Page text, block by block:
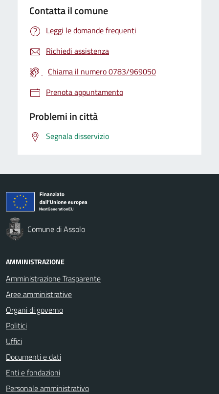
Contatta il comune
Leggi le domande frequenti
Richiedi assistenza
Chiama il numero 0783/969050
Prenota appuntamento
Problemi in città
Segnala disservizio
Comune di Assolo
AMMINISTRAZIONE
Amministrazione Trasparente
Aree amministrative
Organi di governo
Politici
Uffici
Documenti e dati
Enti e fondazioni
Personale amministrativo